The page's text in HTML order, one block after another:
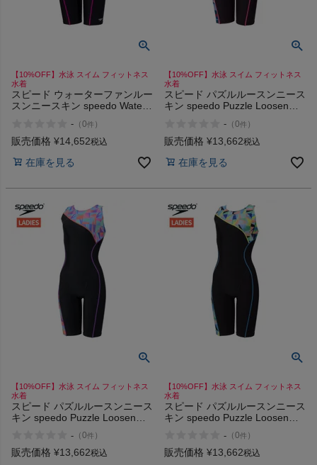
旅行
ビジネス
インフィット INFIT
サックス SAXX
スポーツマリオTOP
ベースボールマリオ（野球商品）
【10%OFF】水泳 スイム フィットネス
水着
スピード ウォーターファンルー
スンニースキン speedo Water
- （0件 ）
販売価格 ¥14,652税込
在庫を見る
【10%OFF】水泳 スイム フィットネス
水着
スピード パズルルースンニース
キン speedo Puzzle Loosen
- （0件 ）
販売価格 ¥13,662税込
在庫を見る
【10%OFF】水泳 スイム フィットネス
水着
スピード パズルルースンニース
キン speedo Puzzle Loosen
- （0件 ）
販売価格 ¥13,662税込
【10%OFF】水泳 スイム フィットネス
水着
スピード パズルルースンニース
キン speedo Puzzle Loosen
- （0件 ）
販売価格 ¥13,662税込